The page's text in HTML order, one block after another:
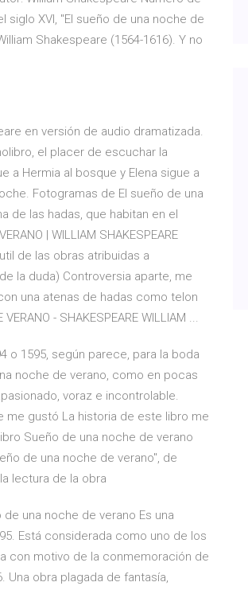
siglo XVI, "El sueño de una noche de
Shakespeare (1564-1616). Y no
en versión de audio dramatizada.
el placer de escuchar la
a Hermia al bosque y Elena sigue a
Fotogramas de El sueño de una
de las hadas, que habitan en el
| WILLIAM SHAKESPEARE
de las obras atribuidas a
la duda) Controversia aparte, me
una atenas de hadas como telon
- SHAKESPEARE WILLIAM ...
o 1595, según parece, para la boda
noche de verano, como en pocas
voraz e incontrolable.
me gustó La historia de este libro me
Sueño de una noche de verano
de una noche de verano", de
lectura de la obra
una noche de verano Es una
Está considerada como uno de los
con motivo de la conmemoración de
Una obra plagada de fantasía,